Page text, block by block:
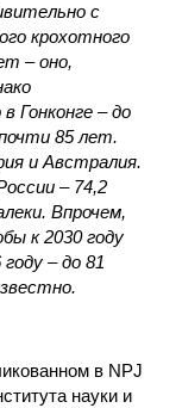
с
крохотного
– оно,
Гонконге – до
85 лет.
и Австралия.
– 74,2
Впрочем,
к 2030 году
– до 81
в NPJ
науки и